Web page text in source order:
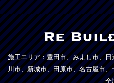
施工エリア：豊田市、みよし市、
川市、新城市、田原市、名古屋市
全